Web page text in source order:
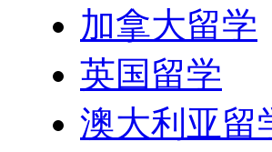
加拿大留学
英国留学
澳大利亚留